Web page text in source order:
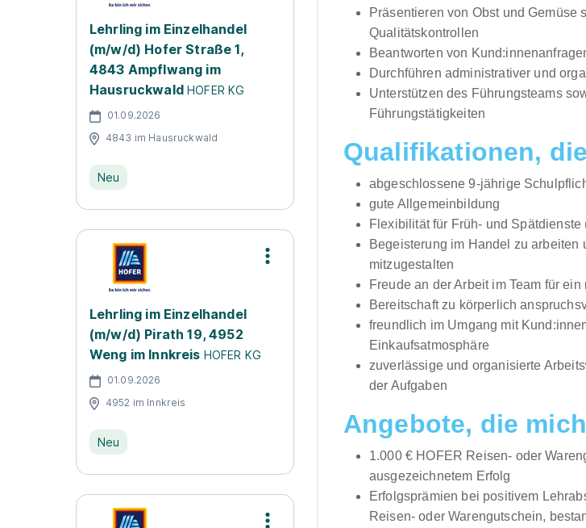
Lehrling im Einzelhandel
(m/w/d) Hofer Straße 1,
4843 Ampflwang im
Hausruckwald HOFER KG
01.09.2026
4843 im Hausruckwald
Neu
Lehrling im Einzelhandel
(m/w/d) Pirath 19, 4952
Weng im Innkreis HOFER KG
01.09.2026
4952 im Innkreis
Neu
Präsentieren von Obst und Gemüse
Qualitätskontrollen
Beantworten von
Durchführen administrativer und
Unterstützen des Führungsteams
Führungstätigkeiten
Qualifikationen,
abgeschlossene 9-jährige
gute Allgemeinbildung
Flexibilität für Früh- und Spätdienste
Begeisterung im Handel zu arbeiten
mitzugestalten
Freude an der Arbeit im Team für
Bereitschaft zu körperlich
freundlich im Umgang mit
Einkaufsatmosphäre
zuverlässige und organisierte
der Aufgaben
Angebote, die
1.000 € HOFER Reisen- oder
ausgezeichnetem Erfolg
Erfolgsprämien bei positivem
Reisen- oder Warengutschein,